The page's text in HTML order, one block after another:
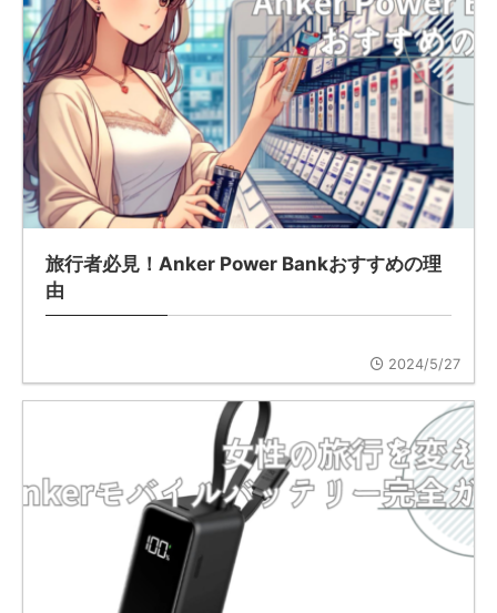
旅行者必見！Anker Power Bankおすすめの理
由
2024/5/27